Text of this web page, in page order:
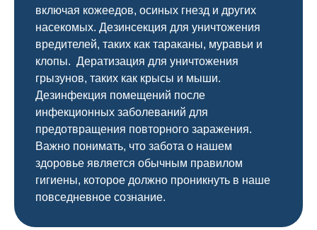
включая кожеедов, осиных гнезд и других
насекомых. Дезинсекция для уничтожения
вредителей, таких как тараканы, муравьи и
клопы. Дератизация для уничтожения
грызунов, таких как крысы и мыши.
Дезинфекция помещений после
инфекционных заболеваний для
предотвращения повторного заражения.
Важно понимать, что забота о нашем
здоровье является обычным правилом
гигиены, которое должно проникнуть в наше
повседневное сознание.